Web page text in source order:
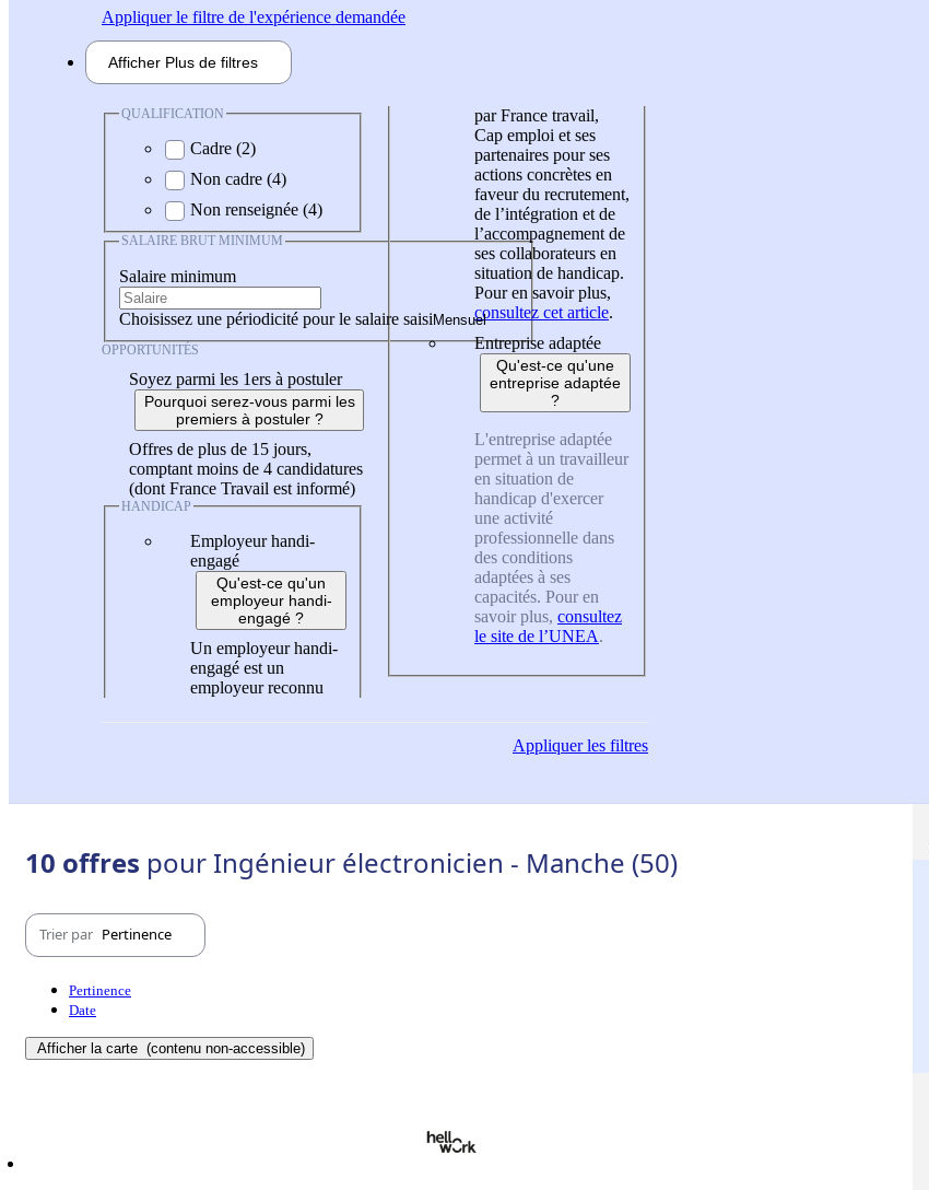
Appliquerle filtre de l'expérience demandée
Afficher Plus de filtres
QUALIFICATION
Cadre (2)
Non cadre (4)
Non renseignée (4)
SALAIRE BRUT MINIMUM
Salaire minimum
Choisissez une périodicité pour le salaire saisi
OPPORTUNITÉS
Soyez parmi les 1ers à postuler
Pourquoi serez-vous parmi les
premiers à postuler ?
Offres de plus de 15 jours,
comptant moins de 4 candidatures
(dont France Travail est informé)
HANDICAP
Employeur handi-
engagé
Qu'est-ce qu'un
employeur handi-
engagé ?
Un employeur handi-
engagé est un
employeur reconnu
par France travail,
Cap emploi et ses
partenaires pour ses
actions concrètes en
faveur du recrutement,
de l’intégration et de
l’accompagnement de
ses collaborateurs en
situation de handicap.
Pour en savoir plus,
consultez cet article.
Entreprise adaptée
Qu'est-ce qu'une
entreprise adaptée
?
L'entreprise adaptée
permet à un travailleur
en situation de
handicap d'exercer
une activité
professionnelle dans
des conditions
adaptées à ses
capacités. Pour en
savoir plus, consultez
le site de l’UNEA.
Appliquerles filtres
10 offres pour Ingénieur électronicien - Manche (50)
Trier par Pertinence
Pertinence
Date
Afficher la carte (contenu non-accessible)